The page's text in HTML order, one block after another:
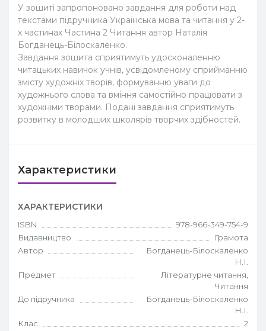
У зошиті запропоновано завдання для роботи над
текстами підручника Українська мова та читання у 2-
х частинах Частина 2 Читання автор Наталія
Богданець-Білоскаленко.
Завдання зошита сприятимуть удосконаленню
читацьких навичок учнів, усвідомленому сприйманню
змісту художніх творів, формуванню уваги до
художнього слова та вміння самостійно працювати з
художніми творами. Подані завдання сприятимуть
розвитку в молодших школярів творчих здібностей.
Характеристики
ХАРАКТЕРИСТИКИ
ISBN
978-966-349-754-9
Видавництво
Грамота
Автор
Богданець-Білоскаленко
Н.І.
Предмет
Літературне читання,
Читання
До підручника
Богданець-Білоскаленко
Н.І.
Клас
2